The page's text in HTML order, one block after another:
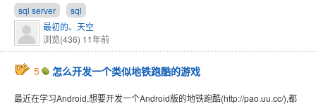
sql server
sql
最初的、天空
浏览(436) 11年前
5 怎么开发一个类似地铁跑酷的游戏
最近在学习Android,想要开发一个Android版的地铁跑酷(http://pao.uu.cc/),都